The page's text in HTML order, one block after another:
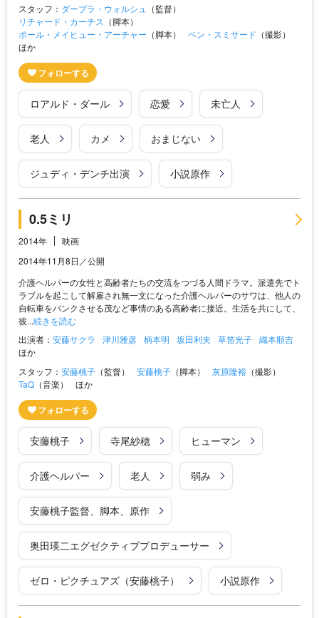
スタッフ： ダーブラ・ウォルシュ （監督）
リチャード・カーチス （脚本）
ポール・メイヒュー・アーチャー （脚本） ベン・スミサード （撮影）
ほか
ロアルド・ダール 恋愛 未亡人
老人 カメ おまじない
ジュディ・デンチ出演 小説原作
0.5ミリ
2014年
映画
2014年11月8日／公開
介護ヘルパーの女性と高齢者たちの交流をつづる人間ドラマ。派遣先でト
ラブルを起こして解雇され無一文になった介護ヘルパーのサワは、他人の
自転車をパンクさせる茂など事情のある高齢者に接近。生活を共にして、
彼...続きを読む
出演者： 安藤サクラ 津川雅彦 柄本明 坂田利夫 草笛光子 織本順吉
ほか
スタッフ： 安藤桃子 （監督） 安藤桃子 （脚本） 灰原隆裕 （撮影）
TaQ （音楽） ほか
安藤桃子 寺尾紗穂 ヒューマン
介護ヘルパー 老人 弱み
安藤桃子監督、脚本、原作
奥田瑛二エグゼクティブプロデューサー
ゼロ・ピクチュアズ（安藤桃子） 小説原作